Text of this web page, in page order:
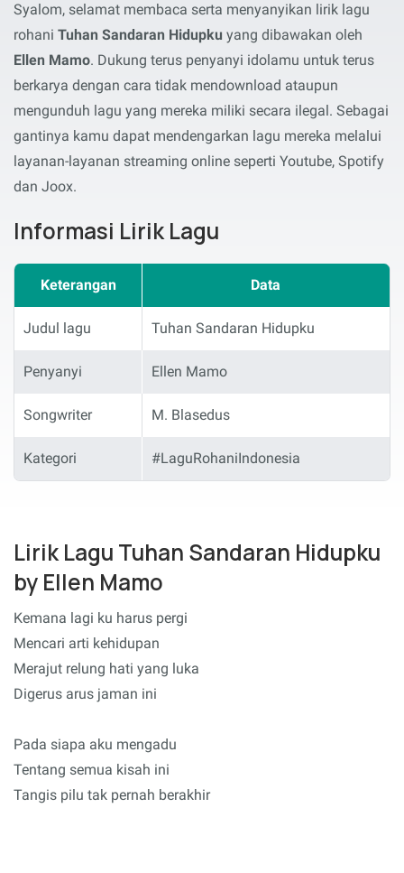
Syalom, selamat membaca serta menyanyikan lirik lagu
rohani Tuhan Sandaran Hidupku yang dibawakan oleh
Ellen Mamo. Dukung terus penyanyi idolamu untuk terus
berkarya dengan cara tidak mendownload ataupun
mengunduh lagu yang mereka miliki secara ilegal. Sebagai
gantinya kamu dapat mendengarkan lagu mereka melalui
layanan-layanan streaming online seperti Youtube, Spotify
dan Joox.
Informasi Lirik Lagu
Keterangan Data
Judul lagu Tuhan Sandaran Hidupku
Penyanyi Ellen Mamo
Songwriter M. Blasedus
Kategori #LaguRohaniIndonesia
Lirik Lagu Tuhan Sandaran Hidupku
by Ellen Mamo
Kemana lagi ku harus pergi
Mencari arti kehidupan
Merajut relung hati yang luka
Digerus arus jaman ini
Pada siapa aku mengadu
Tentang semua kisah ini
Tangis pilu tak pernah berakhir